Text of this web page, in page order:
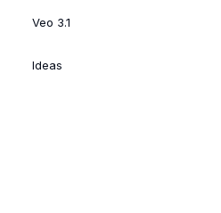
Veo 3.1
Ideas